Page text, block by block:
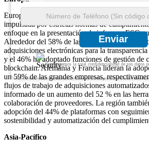
Enviar
Garantizamos la total confidencialidad de sus datos
Europa representa casi el 27 % de la cuota de
impulsada por estrictas normas de
enfoque en la presentación de informes ESG
Alrededor del 58% de las empresas europeas
adquisiciones electrónicas para la
y el 46% ha adoptado funciones de gestión de
blockchain. Alemania y Francia lideran la
un 59% de las grandes empresas,
flujos de trabajo de adquisiciones
informado de un aumento del 52 % en las
colaboración de proveedores. La región
adopción del 44% de plataformas con
sostenibilidad y automatización del
Asia-Pacífico